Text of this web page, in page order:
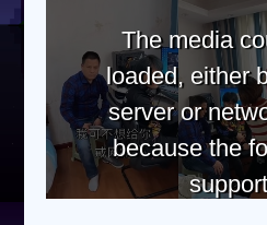
The media
loaded, either
server or
because the